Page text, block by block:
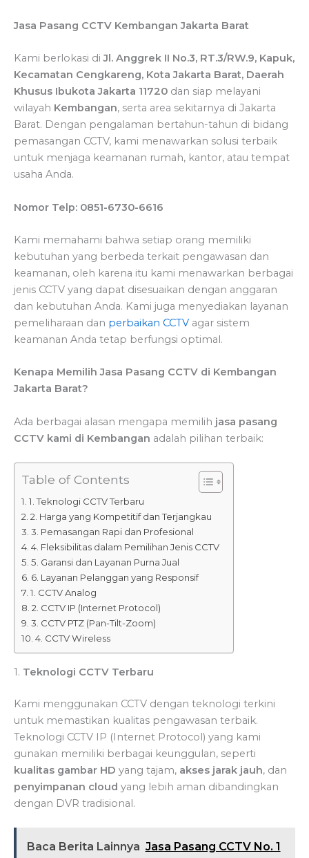
Jasa Pasang CCTV Kembangan Jakarta Barat
Kami berlokasi diJl. Anggrek II No.3, RT.3/RW.9, Kapuk,
Kecamatan Cengkareng, Kota Jakarta Barat, Daerah
Khusus Ibukota Jakarta 11720 dan siap melayani
wilayah Kembangan, serta area sekitarnya di Jakarta
Barat. Dengan pengalaman bertahun-tahun di bidang
pemasangan CCTV, kami menawarkan solusi terbaik
untuk menjaga keamanan rumah, kantor, atau tempat
usaha Anda.
Nomor Telp: 0851-6730-6616
Kami memahami bahwa setiap orang memiliki
kebutuhan yang berbeda terkait pengawasan dan
keamanan, oleh karena itu kami menawarkan berbagai
jenis CCTV yang dapat disesuaikan dengan anggaran
dan kebutuhan Anda. Kami juga menyediakan layanan
pemeliharaan dan perbaikan CCTV agar sistem
keamanan Anda tetap berfungsi optimal.
Kenapa Memilih Jasa Pasang CCTV di Kembangan
Jakarta Barat?
Ada berbagai alasan mengapa memilih jasa pasang
CCTV kami di Kembangan adalah pilihan terbaik:
Table of Contents
1. Teknologi CCTV Terbaru
2. Harga yang Kompetitif dan Terjangkau
3. Pemasangan Rapi dan Profesional
4. Fleksibilitas dalam Pemilihan Jenis CCTV
5. Garansi dan Layanan Purna Jual
6. Layanan Pelanggan yang Responsif
1. CCTV Analog
2. CCTV IP (Internet Protocol)
3. CCTV PTZ (Pan-Tilt-Zoom)
4. CCTV Wireless
1. Teknologi CCTV Terbaru
Kami menggunakan CCTV dengan teknologi terkini
untuk memastikan kualitas pengawasan terbaik.
Teknologi CCTV IP (Internet Protocol) yang kami
gunakan memiliki berbagai keunggulan, seperti
kualitas gambar HD yang tajam, akses jarak jauh, dan
penyimpanan cloud yang lebih aman dibandingkan
dengan DVR tradisional.
Baca Berita Lainnya Jasa Pasang CCTV No. 1